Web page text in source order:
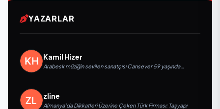
YAZARLAR
Kamil Hizer
Arabesk müziğin sevilen sanatçısı Cansever 59 yaşında
zline
Almanya’da Dikkatleri Üzerine Çeken Türk Firması: Taşyapı